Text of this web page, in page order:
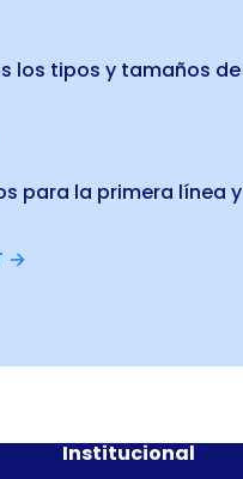
los tipos y tamaños de
para la primera línea y
→
Institucional